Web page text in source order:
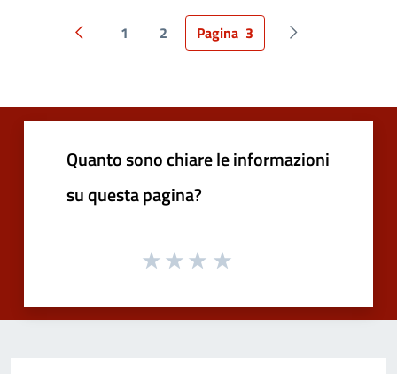
Pagina precedente
1 2 Pagina 3 Pagina
Quanto sono chiare le informazioni
su questa pagina?